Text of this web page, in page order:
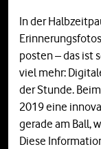
In der
posten – das ist
viel mehr:
der Stunde.
2019 eine
gerade am Ball,
Diese